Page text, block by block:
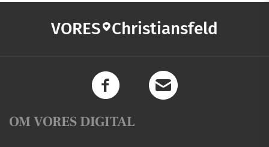
VORES Christiansfeld
OM VORES DIGITAL